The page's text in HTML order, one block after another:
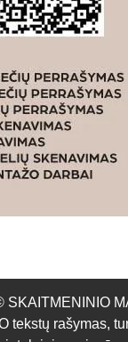
SKAITMENINIO
tekstų rašymas,